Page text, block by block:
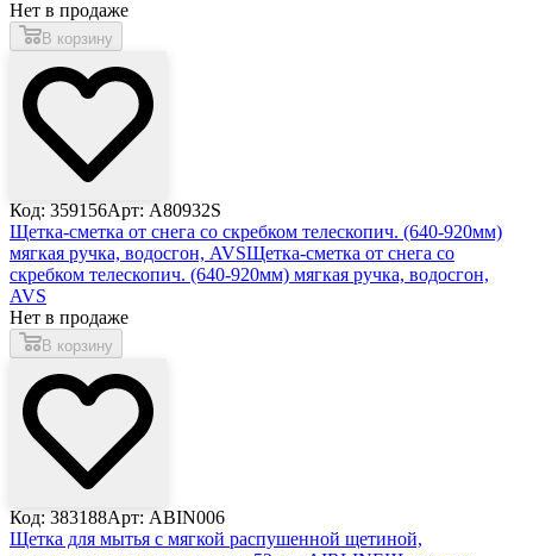
Нет в продаже
В корзину
Код: 359156Арт: A80932S
Щетка-сметка от снега со скребком телескопич. (640-920мм)
мягкая ручка, водосгон, AVSЩетка-сметка от снега со
скребком телескопич. (640-920мм) мягкая ручка, водосгон,
AVS
Нет в продаже
В корзину
Код: 383188Арт: ABIN006
Щетка для мытья с мягкой распушенной щетиной,